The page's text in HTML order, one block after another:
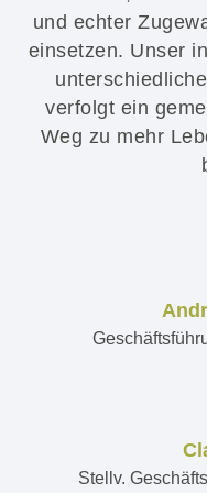
und echter
einsetzen. Unser
verfolgt ein
Weg zu mehr
Stellv.